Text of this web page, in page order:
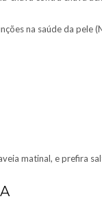
na saúde da pele
matinal, e prefira